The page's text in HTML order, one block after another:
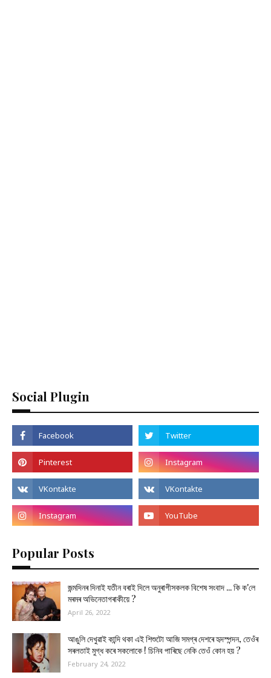
Social Plugin
Popular Posts
জন্মদিনৰ দিনাই যতীন বৰাই দিলে অনুৰাগীসকলক বিশেষ সংবাদ ... কি ক'লে
মৰমৰ অভিনেতাগৰাকীয়ে ?
April 26, 2022
আঙুলি দেখুৱাই কান্দি থকা এই শিশুটো আজি সমগ্ৰ দেশৰে হৃদস্পন্দন, তেওঁৰ
সৰলতাই মুগ্ধ কৰে সকলোকে ! চিনিব পাৰিছে নেকি তেওঁ কোন হয় ?
February 24, 2022